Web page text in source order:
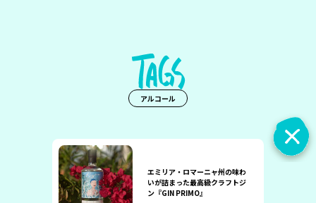
アルコール
エミリア・ロマーニャ州の味わ
いが詰まった最高級クラフトジ
ン『GIN PRIMO』